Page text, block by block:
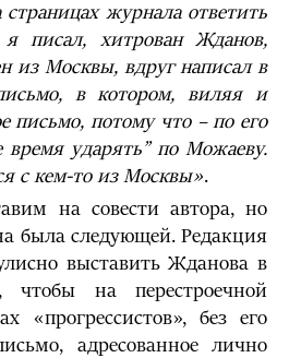
журнала ответить
писал, хитрован Жданов,
из Москвы, вдруг написал в
в котором, виляя и
письмо, потому что – по его
время ударять” по Можаеву.
с кем-то из Москвы».
на совести автора, но
была следующей. Редакция
выставить Жданова в
чтобы на перестроечной
«прогрессистов», без его
адресованное лично